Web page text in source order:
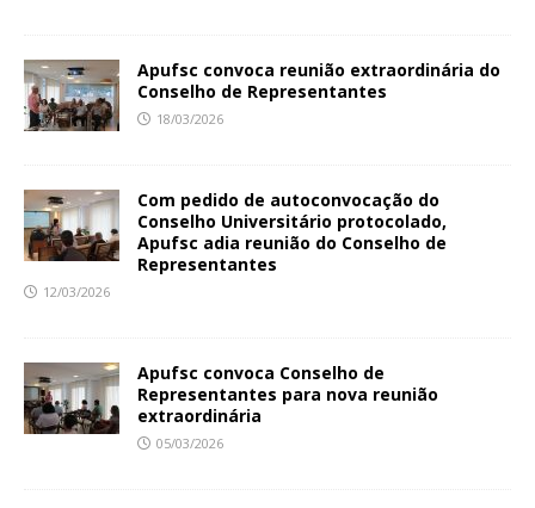
Apufsc convoca reunião extraordinária do
Conselho de Representantes
18/03/2026
Com pedido de autoconvocação do
Conselho Universitário protocolado,
Apufsc adia reunião do Conselho de
Representantes
12/03/2026
Apufsc convoca Conselho de
Representantes para nova reunião
extraordinária
05/03/2026